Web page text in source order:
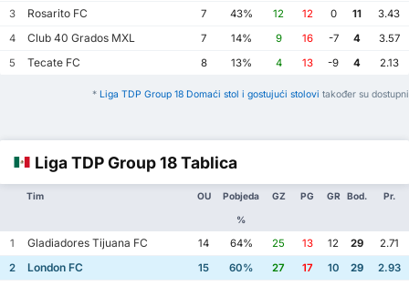
3
Rosarito FC 7 43% 12 12 0 11
3.43
4
Club 40 Grados MXL 7 14% 9 16 -7 4
3.57
5
Tecate FC 8 13% 4 13 -9 4 2.13
* Liga TDP Group 18 Domaći stol i gostujući stolovi također su dostupni
Liga TDP Group 18 Tablica
Tim OU Pobjeda
%
GZ PG GR Bod. Pr.
1 Gladiadores Tijuana FC 14 64% 25 13 12 29
2.71
2
London FC 15 60% 27 17 10 29
2.93